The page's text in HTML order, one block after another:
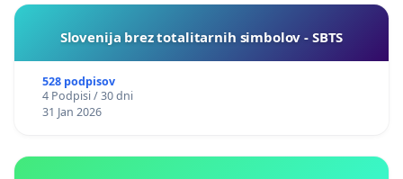
Slovenija brez totalitarnih simbolov - SBTS
528 podpisov
4 Podpisi / 30 dni
31 Jan 2026